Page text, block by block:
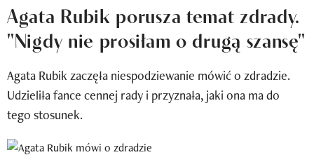
Newsy
Wizaz Summer Influ School
Agata Rubik porusza temat zdrady.
"Nigdy nie prosiłam o drugą szansę"
Agata Rubik zaczęła niespodziewanie mówić o zdradzie.
Udzieliła fance cennej rady i przyznała, jaki ona ma do
tego stosunek.